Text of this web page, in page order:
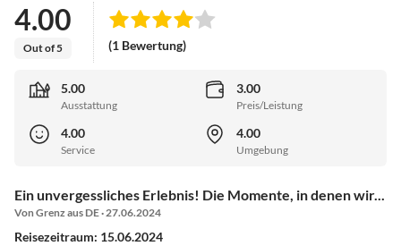
4.00
Out of 5 (1 Bewertung)
5.00
Ausstattung
3.00
Preis/Leistung
4.00
Service
4.00
Umgebung
Ein unvergessliches Erlebnis! Die Momente, in denen wir...
Von Grenz aus DE · 27.06.2024
Reisezeitraum: 15.06.2024